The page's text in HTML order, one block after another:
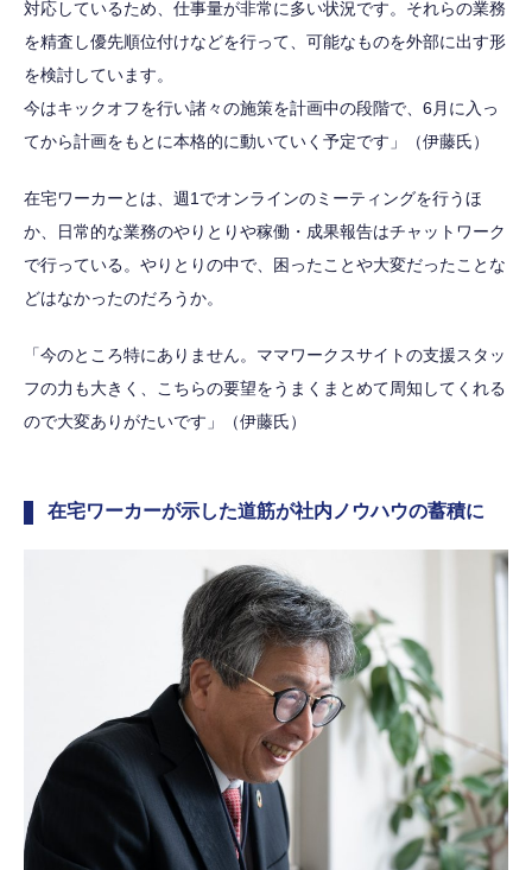
対応しているため、仕事量が非常に多い状況です。それらの業務
を精査し優先順位付けなどを行って、可能なものを外部に出す形
を検討しています。
今はキックオフを行い諸々の施策を計画中の段階で、6月に入っ
てから計画をもとに本格的に動いていく予定です」（伊藤氏）
在宅ワーカーとは、週1でオンラインのミーティングを行うほ
か、日常的な業務のやりとりや稼働・成果報告はチャットワーク
で行っている。やりとりの中で、困ったことや大変だったことな
どはなかったのだろうか。
「今のところ特にありません。ママワークスサイトの支援スタッ
フの力も大きく、こちらの要望をうまくまとめて周知してくれる
ので大変ありがたいです」（伊藤氏）
在宅ワーカーが示した道筋が社内ノウハウの蓄積に